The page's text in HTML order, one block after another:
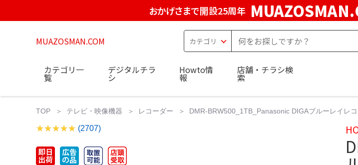
おかげさまで開設25周年
MUAZOSMAN.COM
カテゴリ一
覧
デジタルチラ
シ
Howto情
報
店舗・チラシ検
索
TOP テレビ・映像機器 レコーダー DMR-BRW500_1TB_Panasonic DIGAブルーレイレ
(2707)